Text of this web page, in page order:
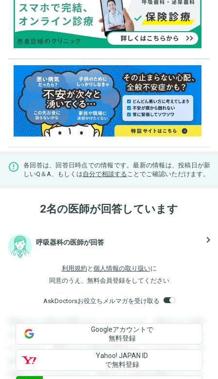
各回答は、回答日時点での情報です。最新の情報は、投稿日が新
しいQ＆A、もしくは自分で相談する ことでご確認いただけます。
2名の医師が回答しています
呼吸器科の医師が回答 navigate_next
利用規約 と 個人情報の取り扱いに
同意のうえ、無料会員登録をしてください
AskDoctorsお役立ちメルマガを受け取る
登録すると回答を閲覧することができます。登録すると回答
を閲覧することができます。登録すると回答を閲覧すること
ができます。登録すると回答を閲覧することができます。登
録すると回答を閲覧することができます。登録すると回答を
閲覧することができます。登録すると回答を閲覧することが
Googleアカウントで
無料登録
Yahoo! JAPAN ID
で無料登録